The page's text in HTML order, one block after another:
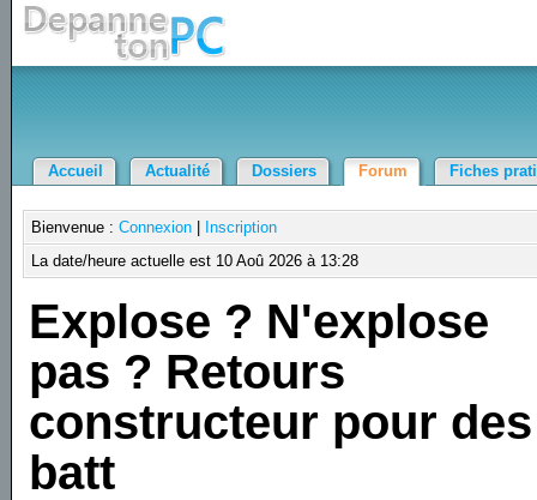
Accueil Actualité Dossiers Forum Fiches
Bienvenue :Connexion
Inscription
La date/heure actuelle est 10 Aoû 2026 à 13:28
Explose ? N'explose
pas ? Retours
constructeur pour des
batt